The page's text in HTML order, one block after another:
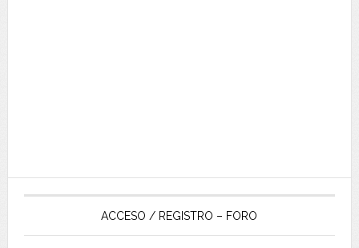
ACCESO / REGISTRO – FORO